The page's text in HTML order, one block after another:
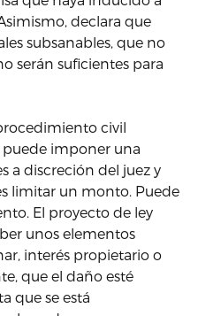
declara que
subsanables, que no
serán suficientes para
civil
imponer una
a discreción del juez y
limitar un monto. Puede
El proyecto de ley
unos elementos
interés propietario o
que el daño esté
que se está